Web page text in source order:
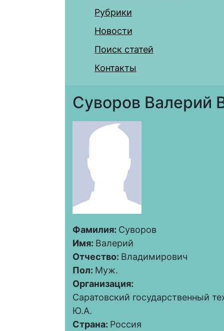
Рубрики
Новости
Поиск статей
Контакты
Суворов Валерий
Фамилия: Суворов
Имя: Валерий
Отчество: Владимирович
Пол: Муж.
Организация:
Саратовский государственный
Ю.А.
Страна: Россия